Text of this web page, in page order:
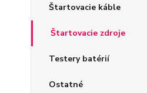
Štartovacie káble
Štartovacie zdroje
Testery batérií
Ostatné